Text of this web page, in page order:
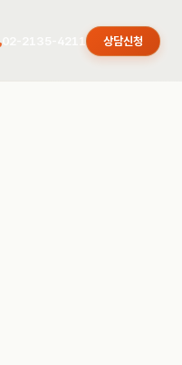
02-2135-4211 상담신청